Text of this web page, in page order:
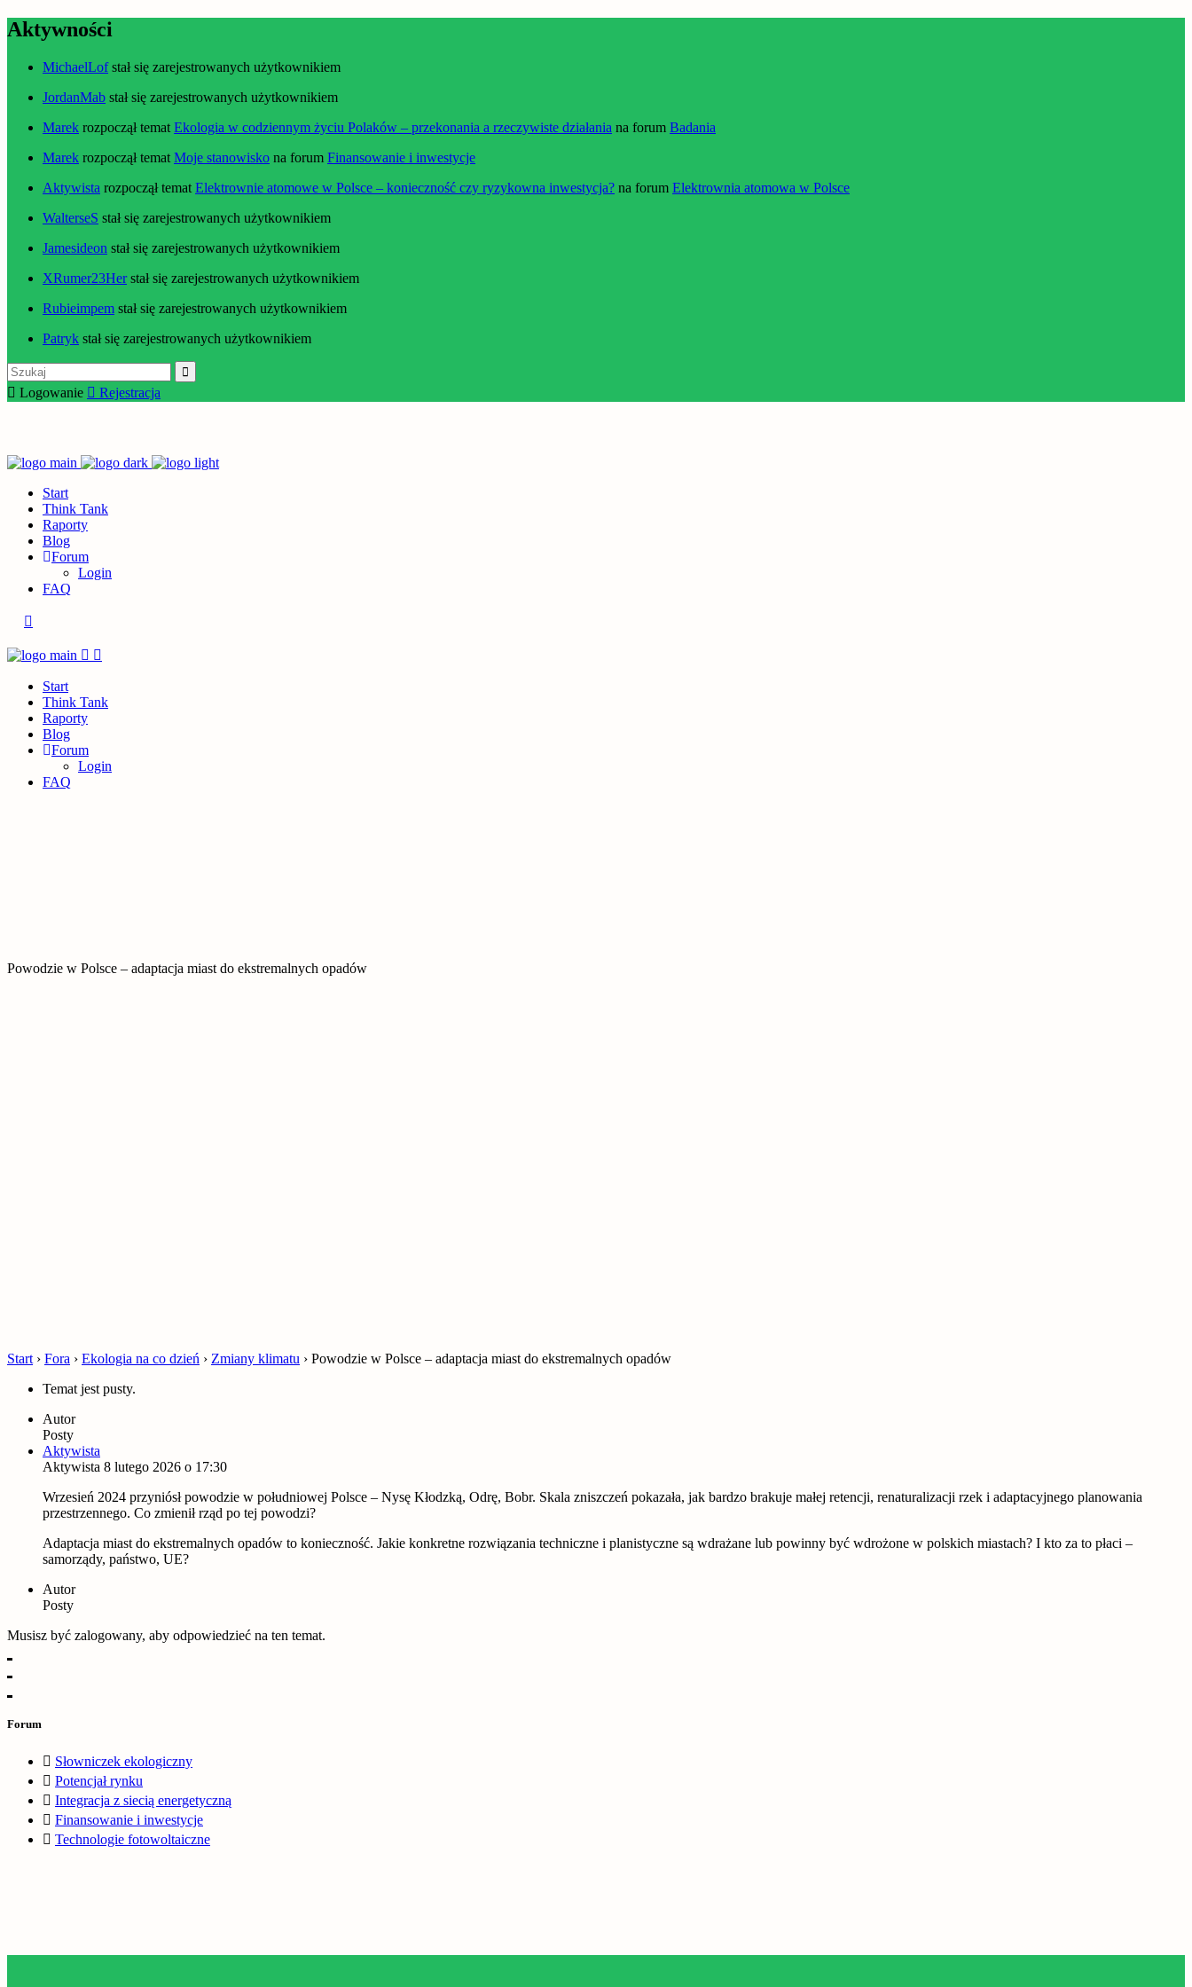
Aktywności
MichaelLofstał się zarejestrowanych użytkownikiem
JordanMab stał się zarejestrowanych użytkownikiem
Marek rozpoczął temat Ekologia w codziennym życiu Polaków – przekonania a rzeczywiste działania na forum Badania
Marek rozpoczął temat Moje stanowisko na forum Finansowanie i inwestycje
Aktywista rozpoczął temat Elektrownie atomowe w Polsce – konieczność czy ryzykowna inwestycja? na forum Elektrownia atomowa w Polsce
WalterseS stał się zarejestrowanych użytkownikiem
Jamesideon stał się zarejestrowanych użytkownikiem
XRumer23Herstał się zarejestrowanych użytkownikiem
Rubieimpem stał się zarejestrowanych użytkownikiem
Patryk stał się zarejestrowanych użytkownikiem
Szukaj:
Logowanie
Rejestracja
Start
Think Tank
Raporty
Blog
Forum
Login
FAQ
Start
Think Tank
Raporty
Blog
Forum
Login
FAQ
Powodzie w Polsce – adaptacja miast do ekstremalnych opadów
Start › Fora › Ekologia na co dzień › Zmiany klimatu › Powodzie w Polsce – adaptacja miast do ekstremalnych opadów
Temat jest pusty.
Autor
Posty
Aktywista
Aktywista 8 lutego 2026 o 17:30
Wrzesień 2024 przyniósł powodzie w południowej Polsce – Nysę Kłodzką, Odrę, Bobr. Skala zniszczeń pokazała, jak bardzo brakuje małej retencji, renaturalizacji rzek i adaptacyjnego planowania
przestrzennego. Co zmienił rząd po tej powodzi?
Adaptacja miast do ekstremalnych opadów to konieczność. Jakie konkretne rozwiązania techniczne i planistyczne są wdrażane lub powinny być wdrożone w polskich miastach? I kto za to płaci –
samorządy, państwo, UE?
Autor
Posty
Musisz być zalogowany, aby odpowiedzieć na ten temat.
Forum
Słowniczek ekologiczny
Potencjał rynku
Integracja z siecią energetyczną
Finansowanie i inwestycje
Technologie fotowoltaiczne